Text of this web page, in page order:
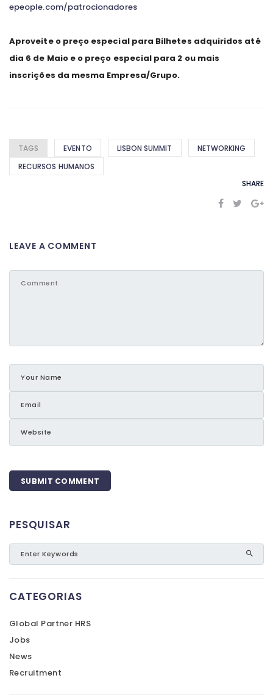
epeople.com/patrocionadores
Aproveite o preço especial para Bilhetes adquiridos até
dia 6 de Maio e o preço especial para 2 ou mais
inscrições da mesma Empresa/Grupo.
TAGS EVENTO LISBON SUMMIT
NETWORKING
RECURSOS HUMANOS
SHARE
LEAVE A COMMENT
PESQUISAR
CATEGORIAS
Global Partner HRS
Jobs
News
Recruitment